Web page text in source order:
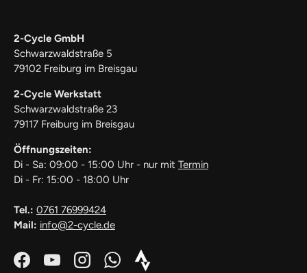
2-Cycle GmbH
Schwarzwaldstraße 5
79102 Freiburg im Breisgau
2-Cycle Werkstatt
Schwarzwaldstraße 23
79117 Freiburg im Breisgau
Öffnungszeiten:
Di - Sa: 09:00 - 15:00 Uhr - nur mit Termin
Di - Fr: 15:00 - 18:00 Uhr
Tel.: 0761 76999424
Mail: info@2-cycle.de
FacebookYouTubeInstagramWhatsAppStrava_Icon_Logo_white1